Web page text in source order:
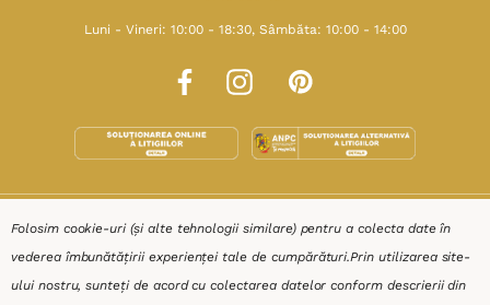
Luni - Vineri: 10:00 - 18:30, Sâmbăta: 10:00 - 14:00
SHOP
RESURSE
Folosim cookie-uri (și alte tehnologii similare) pentru a colecta date în
vederea îmbunătățirii experienței tale de cumpărături.Prin utilizarea site-
ului nostru, sunteți de acord cu colectarea datelor conform descrierii din